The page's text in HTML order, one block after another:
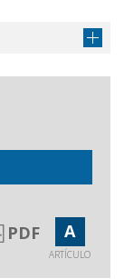
PDF A
ARTÍCULO